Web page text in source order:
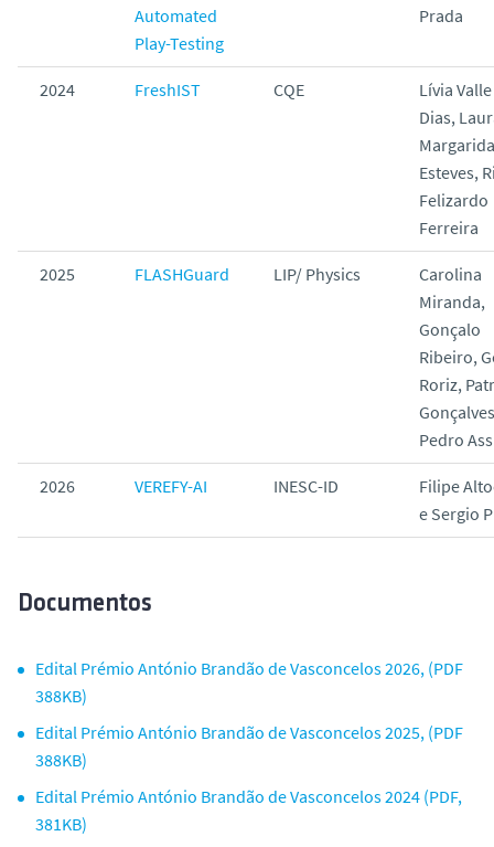
Automated
Play-Testing
Prada
2024 FreshIST CQE
Lívia Valle
Dias,
Margarida
Esteves,
Felizardo
Ferreira
2025 FLASHGuard LIP/ Physics
Carolina
Miranda,
Gonçalo
Ribeiro,
Roriz,
Pedro
2026 VEREFY-AI INESC-ID
Filipe
e Sergio
Documentos
Edital Prémio António Brandão de Vasconcelos 2026, (PDF
388KB)
Edital Prémio António Brandão de Vasconcelos 2025, (PDF
388KB)
Edital Prémio António Brandão de Vasconcelos 2024 (PDF,
381KB)